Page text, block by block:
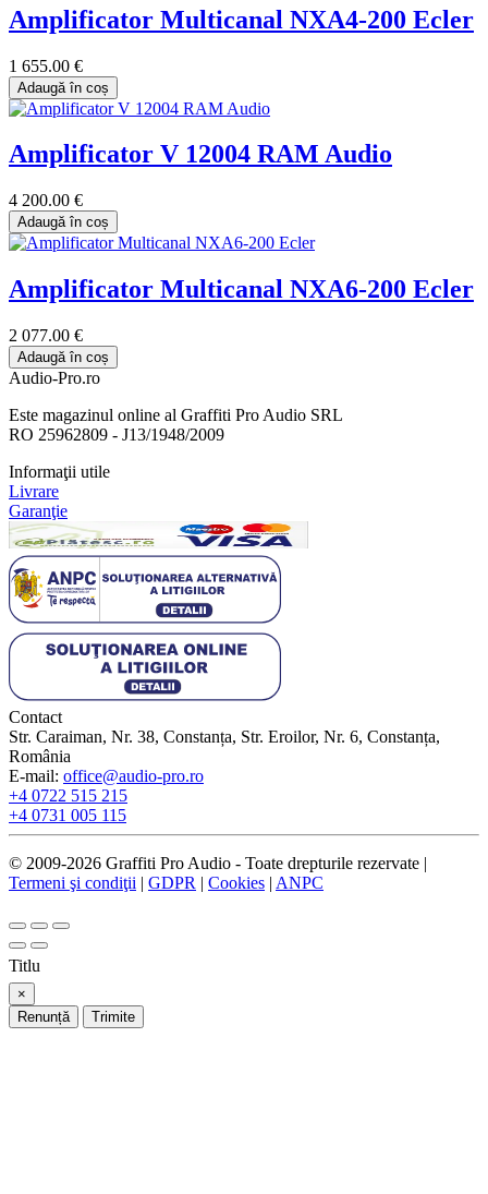
Amplificator Multicanal NXA4-200 Ecler
1 655.00 €
Adaugă în coș
Amplificator V 12004 RAM Audio
4 200.00 €
Adaugă în coș
Amplificator Multicanal NXA6-200 Ecler
2 077.00 €
Adaugă în coș
Audio-Pro.ro
Este magazinul online al Graffiti Pro Audio SRL
RO 25962809 - J13/1948/2009
Informaţii utile
Livrare
Garanţie
Contact
Str. Caraiman, Nr. 38, Constanța, Str. Eroilor, Nr. 6, Constanța,
România
E-mail: office@audio-pro.ro
+4 0722 515 215
+4 0731 005 115
© 2009-2026 Graffiti Pro Audio - Toate drepturile rezervate |
Termeni şi condiţii | GDPR | Cookies | ANPC
Titlu
×
Renunță